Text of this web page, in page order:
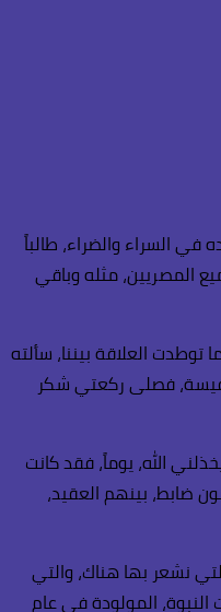
في السراء والضراء، طالباً
المصريين، مثله وباقي
العلاقة بيننا، سألته
فصلى ركعتي شكر
الله، يوماً، فقد كانت
ضابط، بينهم العقيد،
نشعر بها هناك، والتي
النبوة، المولودة في عام